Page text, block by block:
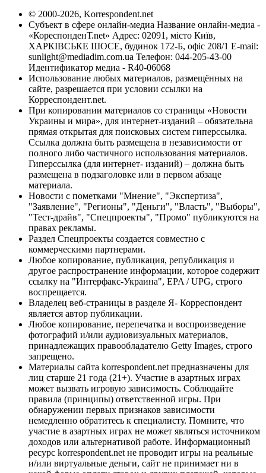
© 2000-2026, Korrespondent.net
Субъект в сфере онлайн-медиа Название онлайн-медиа -
«КореспонденТ.net» Адрес: 02091, місто Київ,
ХАРКІВСЬКЕ ШОСЕ, будинок 172-Б, офіс 208/1 E-mail:
sunlight@mediadim.com.ua Телефон: 044-205-43-00
Идентификатор медиа - R40-06068
Использование любых материалов, размещённых на
сайте, разрешается при условии ссылки на
Корреспондент.net.
При копировании материалов со страницы «Новости
Украины и мира», для интернет-изданий – обязательна
прямая открытая для поисковых систем гиперссылка.
Ссылка должна быть размещена в независимости от
полного либо частичного использования материалов.
Гиперссылка (для интернет- изданий) – должна быть
размещена в подзаголовке или в первом абзаце
материала.
Новости с пометками "Мнение", "Экспертиза",
"Заявление", "Регионы", "Деньги", "Власть", "Выборы",
"Тест-драйв", "Спецпроекты", "Промо" публикуются на
правах рекламы.
Раздел Спецпроекты создается совместно с
коммерческими партнерами.
Любое копирование, публикация, републикация и
другое распространение информации, которое содержит
ссылку на "Интерфакс-Украина", EPA / UPG, строго
воспрещается.
Владелец веб-страницы в разделе Я- Корреспондент
является автор публикации.
Любое копирование, перепечатка и воспроизведение
фотографий и/или аудиовизуальных материалов,
принадлежащих правообладателю Getty Images, строго
запрещено.
Материалы сайта korrespondent.net предназначены для
лиц старше 21 года (21+). Участие в азартных играх
может вызвать игровую зависимость. Соблюдайте
правила (принципы) ответственной игры. При
обнаружении первых признаков зависимости
немедленно обратитесь к специалисту. Помните, что
участие в азартных играх не может являться источником
доходов или альтернативой работе. Информационный
ресурс korrespondent.net не проводит игры на реальные
и/или виртуальные деньги, сайт не принимает ни в